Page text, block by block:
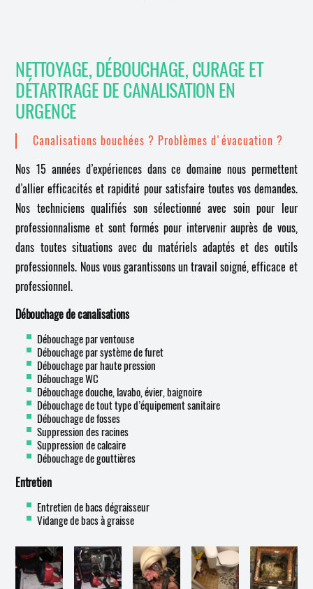
NETTOYAGE, DÉBOUCHAGE, CURAGE ET
DÉTARTRAGE DE CANALISATION EN
URGENCE
Canalisations bouchées ? Problèmes d'évacuation ?
Nos 15 années d’expériences dans ce domaine nous permettent
d’allier efficacités et rapidité pour satisfaire toutes vos demandes.
Nos techniciens qualifiés son sélectionné avec soin pour leur
professionnalisme et sont formés pour intervenir auprès de vous,
dans toutes situations avec du matériels adaptés et des outils
professionnels. Nous vous garantissons un travail soigné, efficace et
professionnel.
Débouchage de canalisations
Débouchage par ventouse
Débouchage par système de furet
Débouchage par haute pression
Débouchage WC
Débouchage douche, lavabo, évier, baignoire
Débouchage de tout type d’équipement sanitaire
Débouchage de fosses
Suppression des racines
Suppression de calcaire
Débouchage de gouttières
Entretien
Entretien de bacs dégraisseur
Vidange de bacs à graisse